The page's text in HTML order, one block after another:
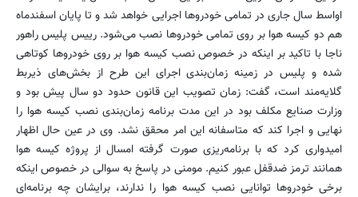
اواسط سال جاری در تمامی خودروها اجرایی خواهد شد و تا پایان اسفندماه
هم دو كیسه هوا بر روی تمامی خودروها نصب می‌شود. رییس پلیس راهور
ناجا با تاكید بر اینكه در خصوص نصب كیسه هوا بر روی خودروها كوتاهی
شده و پلیس در زمینه زمان‌بندی اجرای این طرح از بخش‌های ذیربط
گلایه‌مند است، گفت: زمان تصویب این قانون حدود دو سال پیش بود و
وزارت صنایع مكلف بود در این مدت برنامه زمان‌بندی نصب كیسه هوا را
نهایی و اجرا كند كه متاسفانه این امر محقق نشد. وی در عین حال اظهار
امیدواری كرد كه با برنامه‌ریزی صورت گرفته امسال از پروژه كیسه هوا
همانند ترمز ضدقفل عبور كنیم. مومنی در پاسخ به سوالی در خصوص اینكه
برخی خودروها توانایی نصب كیسه هوا را ندارند، برایشان چه برنامه‌ای